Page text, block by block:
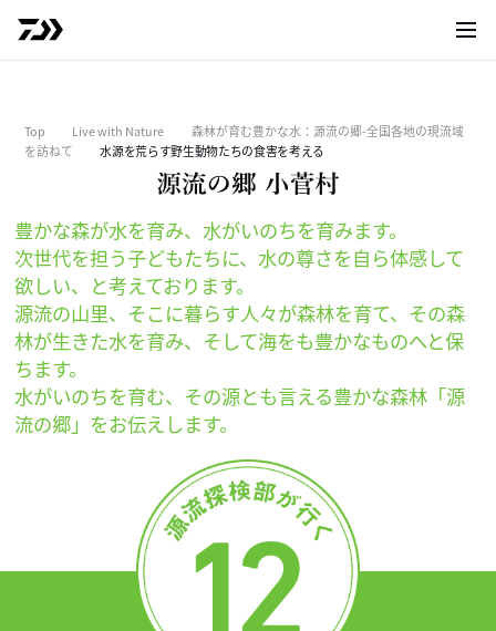
サイ
Top Live with Nature
森林が育む豊かな水：源流の郷-全国各地の現流域
を訪ねて
水源を荒らす野生動物たちの食害を考える
豊かな森が水を育み、水がいのちを育みます。
次世代を担う子どもたちに、水の尊さを自ら体感して
欲しい、と考えております。
源流の山里、そこに暮らす人々が森林を育て、その森
林が生きた水を育み、そして海をも豊かなものへと保
ちます。
水がいのちを育む、その源とも言える豊かな森林「源
流の郷」をお伝えします。